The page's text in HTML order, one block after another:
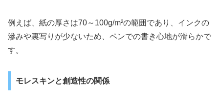
例えば、紙の厚さは70～100g/m²の範囲であり、インクの
滲みや裏写りが少ないため、ペンでの書き心地が滑らかで
す。
モレスキンと創造性の関係